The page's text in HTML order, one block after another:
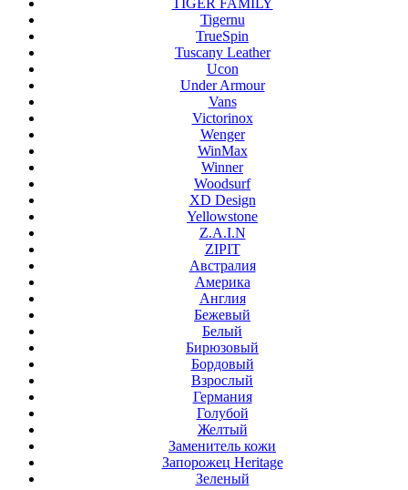
TIGER FAMILY
Tigernu
TrueSpin
Tuscany Leather
Ucon
Under Armour
Vans
Victorinox
Wenger
WinMax
Winner
Woodsurf
XD Design
Yellowstone
Z.A.I.N
ZIPIT
Австралия
Америка
Англия
Бежевый
Белый
Бирюзовый
Бордовый
Взрослый
Германия
Голубой
Желтый
Заменитель кожи
Запорожец Heritage
Зеленый